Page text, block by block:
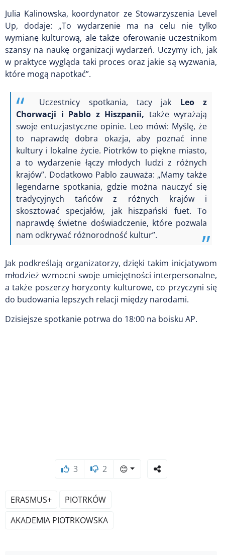
Julia Kalinowska, koordynator ze Stowarzyszenia Level
Up, dodaje: „To wydarzenie ma na celu nie tylko
wymianę kulturową, ale także oferowanie uczestnikom
szansy na naukę organizacji wydarzeń. Uczymy ich, jak
w praktyce wygląda taki proces oraz jakie są wyzwania,
które mogą napotkać”.
Uczestnicy spotkania, tacy jak Leo z
Chorwacji i Pablo z Hiszpanii, także wyrażają
swoje entuzjastyczne opinie. Leo mówi: Myślę, że
to naprawdę dobra okazja, aby poznać inne
kultury i lokalne życie. Piotrków to piękne miasto,
a to wydarzenie łączy młodych ludzi z różnych
krajów”. Dodatkowo Pablo zauważa: „Mamy także
legendarne spotkania, gdzie można nauczyć się
tradycyjnych tańców z różnych krajów i
skosztować specjałów, jak hiszpański fuet. To
naprawdę świetne doświadczenie, które pozwala
nam odkrywać różnorodność kultur”.
Jak podkreślają organizatorzy, dzięki takim inicjatywom
młodzież wzmocni swoje umiejętności interpersonalne,
a także poszerzy horyzonty kulturowe, co przyczyni się
do budowania lepszych relacji między narodami.
Dzisiejsze spotkanie potrwa do 18:00 na boisku AP.
3 2 😊
ERASMUS+
PIOTRKÓW
AKADEMIA PIOTRKOWSKA